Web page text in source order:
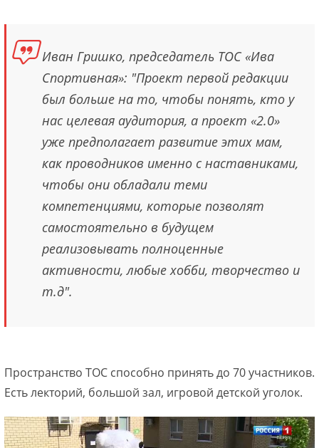
Иван Гришко, председатель ТОС «Ива
Спортивная»: "Проект первой редакции
был больше на то, чтобы понять, кто у
нас целевая аудитория, а проект «2.0»
уже предполагает развитие этих мам,
как проводников именно с наставниками,
чтобы они обладали теми
компетенциями, которые позволят
самостоятельно в будущем
реализовывать полноценные
активности, любые хобби, творчество и
т.д".
Пространство ТОС способно принять до 70 участников.
Есть лекторий, большой зал, игровой детской уголок.